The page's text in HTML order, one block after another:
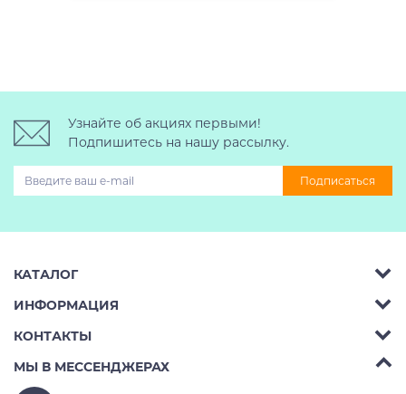
Узнайте об акциях первыми!
Подпишитесь на нашу рассылку.
Подписаться
КАТАЛОГ
Багажник на крышу авто
Автобоксы
Крепления велосипедов на авто
ИНФОРМАЦИЯ
Аренда
Ремонт
КОНТАКТЫ
Телефон: 8 (495) 2367486
Бесплатно РФ:
МЫ В МЕССЕНДЖЕРАХ